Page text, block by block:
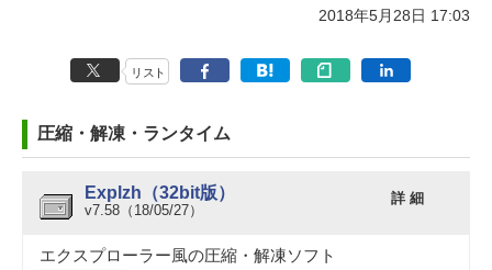
2018年5月28日 17:03
リスト
圧縮・解凍・ランタイム
Explzh（32bit版）
v7.58（18/05/27）
詳 細
エクスプローラー風の圧縮・解凍ソフト